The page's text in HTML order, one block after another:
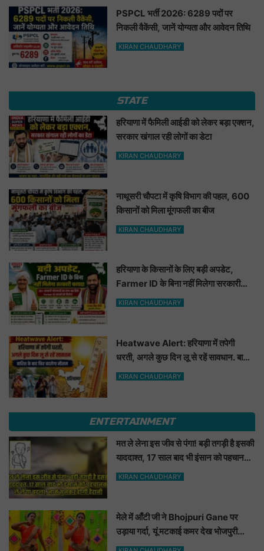
PSPCL भर्ती 2026: 6289 पदों पर
निकली वैकेंसी, जानें योग्यता और आवेदन तिथि
KIRAN CHAUDHARY
STATE
हरियाणा में फैमिली आईडी को लेकर बड़ा एक्शन,
सरकार खंगाल रही लोगों का डेटा
KIRAN CHAUDHARY
नाथूसरी चौपटा में कृषि विभाग की पहल, 600
किसानों को मिला मूंगफली का बीज
KIRAN CHAUDHARY
हरियाणा के किसानों के लिए बड़ी अपडेट,
Farmer ID के बिना नहीं मिलेगा सरकारी
फायदा
KIRAN CHAUDHARY
Heatwave Alert: हरियाणा में तपेगी
धरती, अगले कुछ दिन लू से रहें सावधान. बारिश
के बाद फिर बदलेगा मौसम
KIRAN CHAUDHARY
ENTERTAINMENT
मत ले लेना इस जीव से पंगा! बड़ी तगड़ी है इसकी
याददाश्त, 17 साल बाद भी इंसान को पहचानकर
ले लेगा बदला, नाम सुनकर होगी हैरानी...
KIRAN CHAUDHARY
मेले में आँटी जी ने Bhojpuri Gane पर
उड़ाया गर्दा, यूं मटकाई कमर देख भोजपुरी
हसीनाएं भी शरमाई a